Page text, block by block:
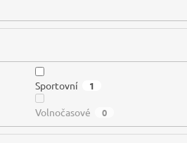
Sportovní 1
Volnočasové 0